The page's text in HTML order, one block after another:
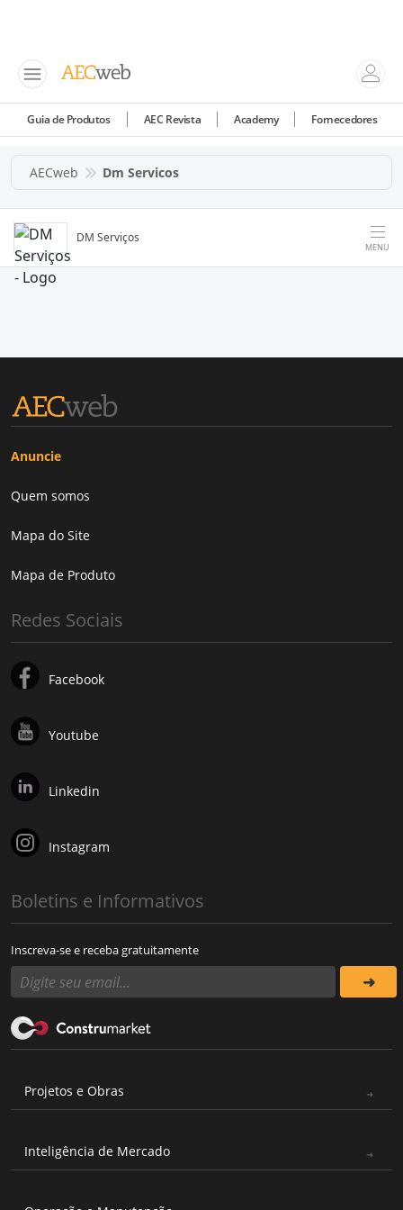
Guia de Produtos AEC Revista Academy Fornecedores
AECweb Dm Servicos
DM Serviços
MENU
Anuncie
Quem somos
Mapa do Site
Mapa de Produto
Redes Sociais
Facebook
Youtube
Linkedin
Instagram
Boletins e Informativos
Inscreva-se e receba gratuitamente
Projetos e Obras
Inteligência de Mercado